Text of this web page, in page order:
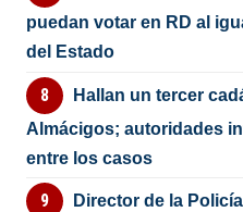
puedan votar en RD al
del Estado
Hallan un tercer
Almácigos; autoridades
entre los casos
Director de la